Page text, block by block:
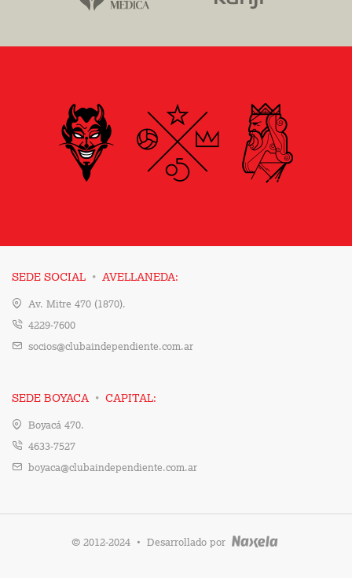
SEDE SOCIAL · AVELLANEDA:
Av. Mitre 470 (1870).
4229-7600
socios@clubaindependiente.com.ar
SEDE BOYACA · CAPITAL:
Boyacá 470.
4633-7527
boyaca@clubaindependiente.com.ar
© 2012-2024 · Desarrollado por